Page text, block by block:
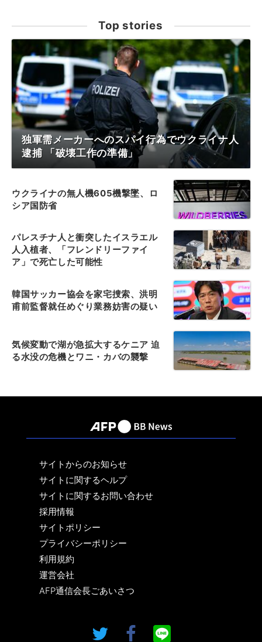
Top stories
独軍需メーカーへのスパイ行為でウクライナ人
逮捕 「破壊工作の準備」
ウクライナの無人機605機撃墜、ロ
シア国防省
パレスチナ人と衝突したイスラエル
人入植者、「フレンドリーファイ
ア」で死亡した可能性
韓国サッカー協会を家宅捜索、洪明
甫前監督就任めぐり業務妨害の疑い
気候変動で湖が急拡大するケニア 迫
る水没の危機とワニ・カバの襲撃
サイトからのお知らせ
サイトに関するヘルプ
サイトに関するお問い合わせ
採用情報
サイトポリシー
プライバシーポリシー
利用規約
運営会社
AFP通信会長ごあいさつ